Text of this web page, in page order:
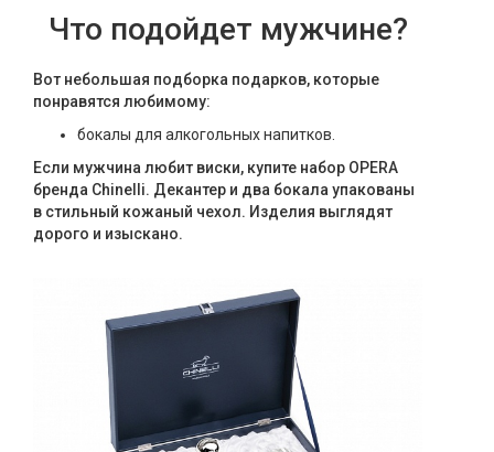
Фарфор
Декор
Бренды
Что подойдет мужчине?
Вот небольшая подборка подарков, которые
понравятся любимому:
бокалы для алкогольных напитков.
Если мужчина любит виски, купите набор OPERA
бренда Chinelli. Декантер и два бокала упакованы
в стильный кожаный чехол. Изделия выглядят
дорого и изыскано.